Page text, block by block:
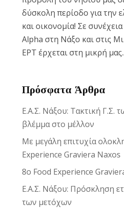
δύσκολη περίοδο για την
και οικονομία! Σε
Alpha στη Νάξο και στις
ΕΡΤ έρχεται στη μικρή
Πρόσφατα Άρθρα
Ε.Α.Σ. Νάξου: Τακτική Γ.Σ.
βλέμμα στο μέλλον
Με μεγάλη επιτυχία
Experience Graviera Naxos
8ο Food Experience
Ε.Α.Σ. Νάξου: Πρόσκληση
των μετόχων